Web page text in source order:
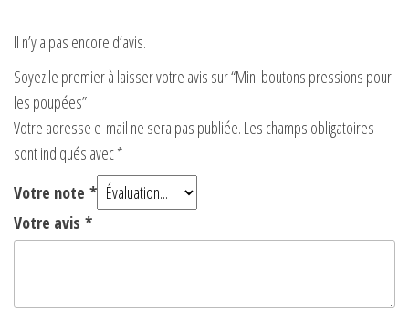
i
Il n’y a pas encore d’avis.
Soyez le premier à laisser votre avis sur “Mini boutons pressions pour
les poupées”
Votre adresse e-mail ne sera pas publiée. Les champs obligatoires
sont indiqués avec*
Votre note *
Votre avis *